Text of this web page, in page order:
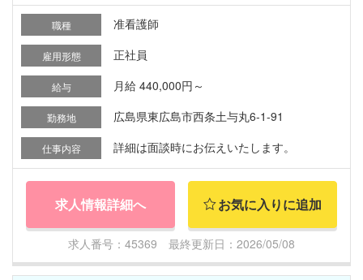
職種 准看護師
雇用形態 正社員
給与 月給 440,000円～
勤務地 広島県東広島市西条土与丸6-1-91
仕事内容 詳細は面談時にお伝えいたします。
求人情報詳細へ お気に入りに追加
求人番号：45369 最終更新日：2026/05/08